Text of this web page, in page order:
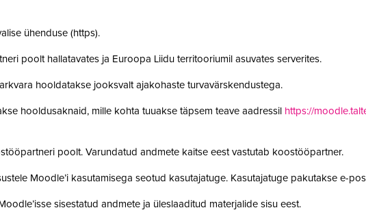
ühenduse (https).
poolt hallatavates ja Euroopa Liidu territooriumil asuvates serverites.
hooldatakse jooksvalt ajakohaste turvavärskendustega.
hooldusaknaid, mille kohta tuuakse täpsem teave aadressil https://
poolt. Varundatud andmete kaitse eest vastutab koostööpartner.
Moodle’i kasutamisega seotud kasutajatuge. Kasutajatuge pakutakse e-
sisestatud andmete ja üleslaaditud materjalide sisu eest.